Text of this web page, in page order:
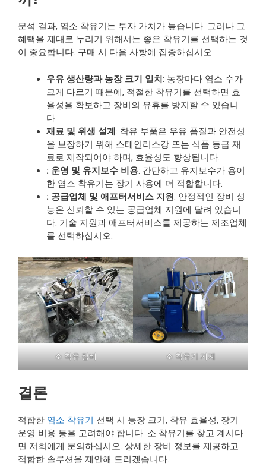
분석 결과, 염소 착유기는 투자 가치가 높습니다. 그러나 그
혜택을 제대로 누리기 위해서는 좋은 착유기를 선택하는 것
이 중요합니다. 구매 시 다음 사항에 집중하십시오.
우유 생산량과 농장 크기 일치: 농장마다 염소 수가
크게 다르기 때문에, 적절한 착유기를 선택하면 효
율성을 확보하고 장비의 유휴를 방지할 수 있습니
다.
재료 및 위생 설계: 착유 부품은 우유 품질과 안전성
을 보장하기 위해 스테인리스강 또는 식품 등급 재
료로 제작되어야 하며, 효율성도 향상됩니다.
: 운영 및 유지보수 비용: 간단하고 유지보수가 용이
한 염소 착유기는 장기 사용에 더 적합합니다.
: 공급업체 및 애프터서비스 지원: 안정적인 장비 성
능은 신뢰할 수 있는 공급업체 지원에 달려 있습니
다. 기술 지원과 애프터서비스를 제공하는 제조업체
를 선택하십시오.
소 착유 장비 소 착유기 기계
결론
적합한 염소 착유기
선택 시 농장 크기, 착유 효율성, 장기
운영 비용 등을 고려해야 합니다. 소 착유기를 찾고 계시다
면 저희에게 문의하십시오. 상세한 장비 정보를 제공하고
적합한 솔루션을 제안해 드리겠습니다.